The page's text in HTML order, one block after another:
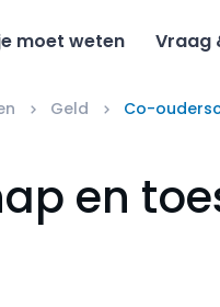
moet weten Vraag
Geld Co-
en